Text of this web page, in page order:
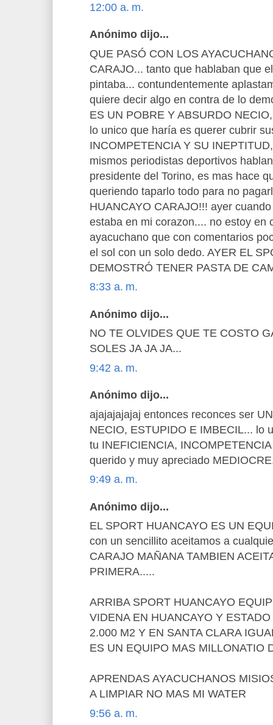
12:00 a. m.
Anónimo dijo...
QUE PASÓ CON LOS
CARAJO... tanto que hablaban que
pintaba... contundentemente
quiere decir algo en contra de lo
ES UN POBRE Y ABSURDO
lo unico que haría es querer cubrir
INCOMPETENCIA Y SU
mismos periodistas deportivos
presidente del Torino, es mas hace
queriendo taparlo todo para no
HUANCAYO CARAJO!!! ayer
estaba en mi corazon.... no estoy en
ayacuchano que con comentarios
el sol con un solo dedo. AYER EL
DEMOSTRÓ TENER PASTA DE
8:33 a. m.
Anónimo dijo...
NO TE OLVIDES QUE TE COSTO
SOLES JA JA JA...
9:42 a. m.
Anónimo dijo...
ajajajajajaj entonces reconces ser
NECIO, ESTUPIDO E IMBECIL... lo
tu INEFICIENCIA,
querido y muy apreciado
9:49 a. m.
Anónimo dijo...
EL SPORT HUANCAYO ES UN
con un sencillito aceitamos a
CARAJO MAÑANA TAMBIEN
PRIMERA.....
ARRIBA SPORT HUANCAYO
VIDENA EN HUANCAYO Y
2.000 M2 Y EN SANTA CLARA
ES UN EQUIPO MAS MILLONATIO
APRENDAS AYACUCHANOS
A LIMPIAR NO MAS MI WATER
9:56 a. m.